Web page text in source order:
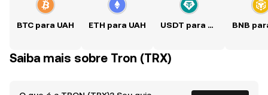
BTC para UAH ETH para UAH USDT para UAH
Saiba mais sobre Tron (TRX)